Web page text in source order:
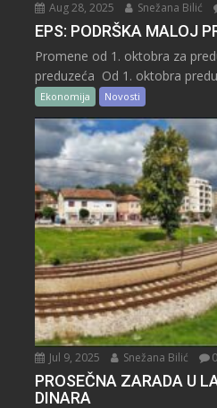
Aug 28, 2025 Snežana Bilić
EPS: PODRŠKA MALOJ
Promene od 1. oktobra za
preduzeća Od 1. oktobra
Ekonomija Novosti
Jul 9, 2025 Snežana Bilić 0
PROSEČNA ZARADA U
DINARA